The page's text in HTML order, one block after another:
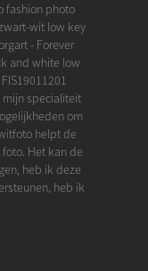
fashion photo
wit low key
- Forever
and white low
mijn specialiteit
om
helpt de
Het kan de
heb ik deze
heb ik